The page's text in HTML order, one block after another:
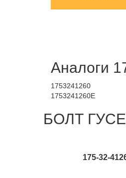
Аналоги
1753241260
1753241260E
БОЛТ
175-32-